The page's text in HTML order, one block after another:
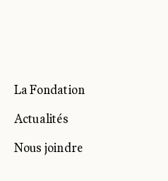
La Fondation
Actualités
Nous joindre
SUR SUR
NOUS SUR